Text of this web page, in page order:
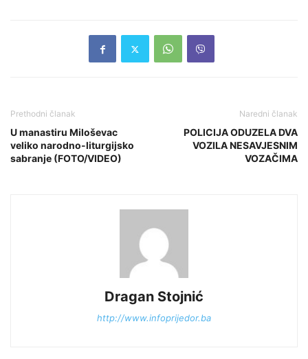
Prethodni članak
U manastiru Miloševac
veliko narodno-liturgijsko
sabranje (FOTO/VIDEO)
Naredni članak
POLICIJA ODUZELA DVA
VOZILA NESAVJESNIM
VOZAČIMA
Dragan Stojnić
http://www.infoprijedor.ba